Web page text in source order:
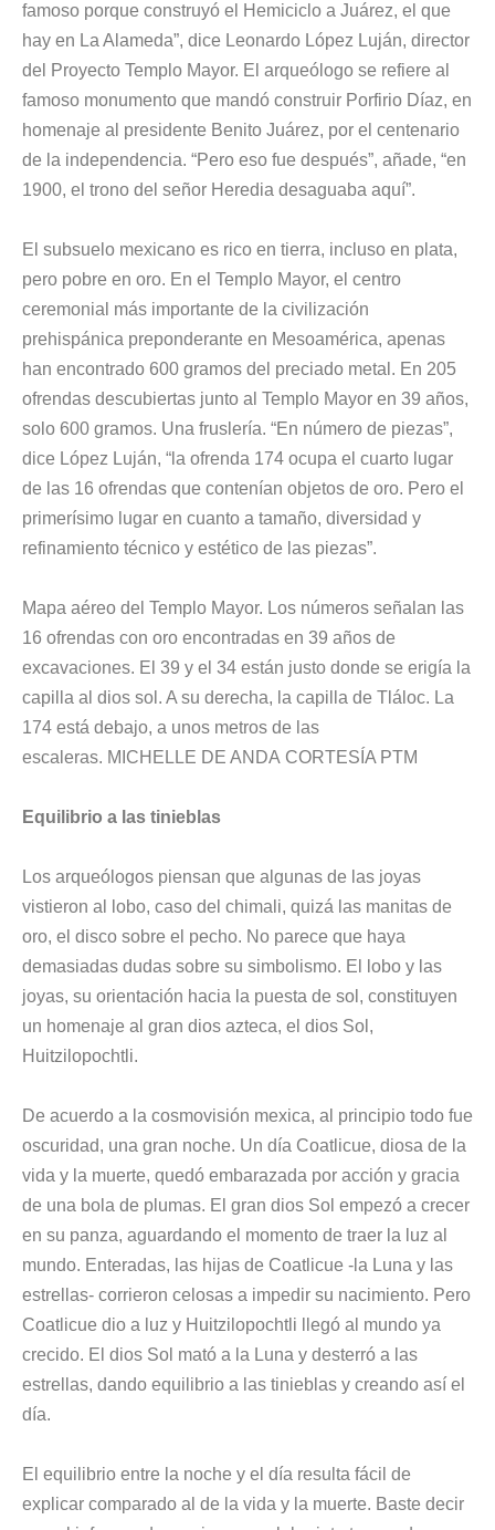
famoso porque construyó el Hemiciclo a Juárez, el que
hay en La Alameda”, dice Leonardo López Luján, director
del Proyecto Templo Mayor. El arqueólogo se refiere al
famoso monumento que mandó construir Porfirio Díaz, en
homenaje al presidente Benito Juárez, por el centenario
de la independencia. “Pero eso fue después”, añade, “en
1900, el trono del señor Heredia desaguaba aquí”.
El subsuelo mexicano es rico en tierra, incluso en plata,
pero pobre en oro. En el Templo Mayor, el centro
ceremonial más importante de la civilización
prehispánica preponderante en Mesoamérica, apenas
han encontrado 600 gramos del preciado metal. En 205
ofrendas descubiertas junto al Templo Mayor en 39 años,
solo 600 gramos. Una fruslería. “En número de piezas”,
dice López Luján, “la ofrenda 174 ocupa el cuarto lugar
de las 16 ofrendas que contenían objetos de oro. Pero el
primerísimo lugar en cuanto a tamaño, diversidad y
refinamiento técnico y estético de las piezas”.
Mapa aéreo del Templo Mayor. Los números señalan las
16 ofrendas con oro encontradas en 39 años de
excavaciones. El 39 y el 34 están justo donde se erigía la
capilla al dios sol. A su derecha, la capilla de Tláloc. La
174 está debajo, a unos metros de las
escaleras. MICHELLE DE ANDA CORTESÍA PTM
Equilibrio a las tinieblas
Los arqueólogos piensan que algunas de las joyas
vistieron al lobo, caso del chimali, quizá las manitas de
oro, el disco sobre el pecho. No parece que haya
demasiadas dudas sobre su simbolismo. El lobo y las
joyas, su orientación hacia la puesta de sol, constituyen
un homenaje al gran dios azteca, el dios Sol,
Huitzilopochtli.
De acuerdo a la cosmovisión mexica, al principio todo fue
oscuridad, una gran noche. Un día Coatlicue, diosa de la
vida y la muerte, quedó embarazada por acción y gracia
de una bola de plumas. El gran dios Sol empezó a crecer
en su panza, aguardando el momento de traer la luz al
mundo. Enteradas, las hijas de Coatlicue -la Luna y las
estrellas- corrieron celosas a impedir su nacimiento. Pero
Coatlicue dio a luz y Huitzilopochtli llegó al mundo ya
crecido. El dios Sol mató a la Luna y desterró a las
estrellas, dando equilibrio a las tinieblas y creando así el
día.
El equilibrio entre la noche y el día resulta fácil de
explicar comparado al de la vida y la muerte. Baste decir